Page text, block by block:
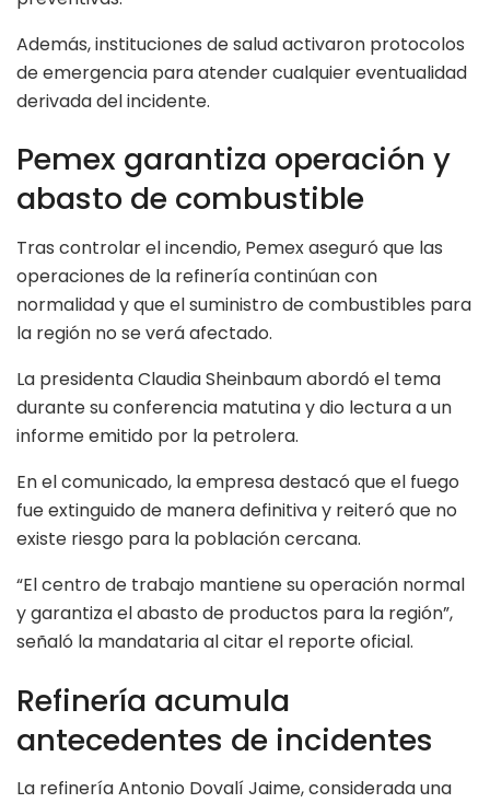
Además, instituciones de salud activaron protocolos
de emergencia para atender cualquier eventualidad
derivada del incidente.
Pemex garantiza operación y
abasto de combustible
Tras controlar el incendio, Pemex aseguró que las
operaciones de la refinería continúan con
normalidad y que el suministro de combustibles para
la región no se verá afectado.
La presidenta Claudia Sheinbaum abordó el tema
durante su conferencia matutina y dio lectura a un
informe emitido por la petrolera.
En el comunicado, la empresa destacó que el fuego
fue extinguido de manera definitiva y reiteró que no
existe riesgo para la población cercana.
“El centro de trabajo mantiene su operación normal
y garantiza el abasto de productos para la región”,
señaló la mandataria al citar el reporte oficial.
Refinería acumula
antecedentes de incidentes
La refinería Antonio Dovalí Jaime, considerada una